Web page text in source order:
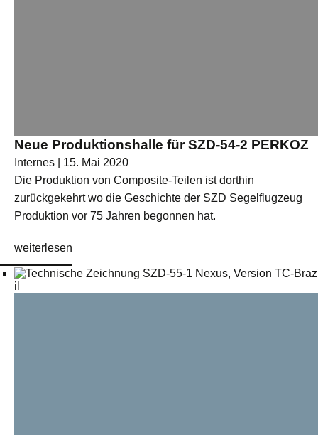
Neue Produktionshalle für SZD-54-2 PERKOZ
Internes | 15. Mai 2020
Die Produktion von Composite-Teilen ist dorthin
zurückgekehrt wo die Geschichte der SZD Segelflugzeug
Produktion vor 75 Jahren begonnen hat.
weiterlesen